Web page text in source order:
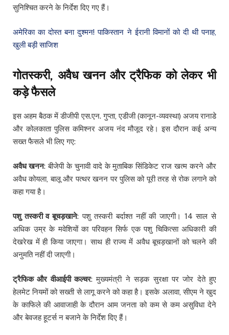
सुनिश्चित करने के निर्देश दिए गए हैं।
अमेरिका का दोस्त बना दुश्मन! पाकिस्तान ने ईरानी विमानों को दी थी पनाह,
खुली बड़ी साजिश
गोतस्करी, अवैध खनन और ट्रैफिक को लेकर भी
कड़े फैसले
इस अहम बैठक में डीजीपी एस.एन. गुप्ता, एडीजी (कानून-व्यवस्था) अजय रानाडे
और कोलकाता पुलिस कमिश्नर अजय नंद मौजूद रहे। इस दौरान कई अन्य
सख्त फैसले भी लिए गए:
अवैध खनन: बीजेपी के चुनावी वादे के मुताबिक सिंडिकेट राज खत्म करने और
अवैध कोयला, बालू और पत्थर खनन पर पुलिस को पूरी तरह से रोक लगाने को
कहा गया है।
पशु तस्करी व बूचड़खाने: पशु तस्करी बर्दाश्त नहीं की जाएगी। 14 साल से
अधिक उम्र के मवेशियों का परिवहन सिर्फ एक पशु चिकित्सा अधिकारी की
देखरेख में ही किया जाएगा। साथ ही राज्य में अवैध बूचड़खानों को चलने की
अनुमति नहीं दी जाएगी।
ट्रैफिक और वीआईपी कल्चर: मुख्यमंत्री ने सड़क सुरक्षा पर जोर देते हुए
हेलमेट नियमों को सख्ती से लागू करने को कहा है। इसके अलावा, सीएम ने खुद
के काफिले की आवाजाही के दौरान आम जनता को कम से कम असुविधा देने
और बेवजह हूटर्स न बजाने के निर्देश दिए हैं।